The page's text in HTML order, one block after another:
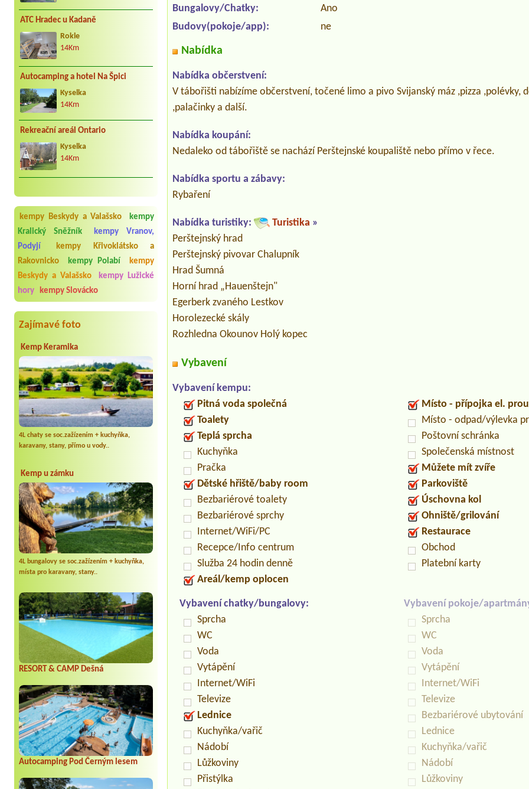
ATC Hradec u Kadaně
Rokle
14Km
Autocamping a hotel Na Špici
Kyselka
14Km
Rekreační areál Ontario
Kyselka
14Km
kempy Beskydy a Valašsko
kempy
Kralický Sněžník
kempy Vranov,
Podyjí
kempy Křivoklátsko a
Rakovnicko
kempy Polabí
kempy
Beskydy a Valašsko
kempy Lužické
hory
kempy Slovácko
Zajímavé foto
Kemp Keramika
4L chaty se soc.zažízením + kuchyňka,
karavany, stany, přímo u vody..
Kemp u zámku
4L bungalovy se soc.zažízením + kuchyňka,
místa pro karavany, stany..
RESORT & CAMP Dešná
Autocamping Pod Černým lesem
Bungalovy/Chatky:
Ano
Budovy(pokoje/app):
ne
Nabídka
Nabídka občerstvení:
V tábořišti nabízíme občerstvení, točené limo a pivo Svijanský máz ,pizza ,polévky,
,palačinky a další.
Nabídka koupání:
Nedaleko od tábořiště se nachází Perštejnské koupaliště nebo přímo v řece.
Nabídka sportu a zábavy:
Rybaření
Nabídka turistiky: Turistika »
Perštejnský hrad
Perštejnský pivovar Chalupník
Hrad Šumná
Horní hrad „Hauenštejn"
Egerberk zvaného Lestkov
Horolezecké skály
Rozhledna Okounov Holý kopec
Vybavení
Vybavení kempu:
Pitná voda společná
Toalety
Teplá sprcha
Kuchyňka
Pračka
Dětské hřiště/baby room
Bezbariérové toalety
Bezbariérové sprchy
Internet/WiFi/PC
Recepce/Info centrum
Služba 24 hodin denně
Areál/kemp oplocen
Místo - přípojka el.
Místo - odpad/výlevka
Poštovní schránka
Společenská místnost
Můžete mít zvíře
Parkoviště
Úschovna kol
Ohniště/grilování
Restaurace
Obchod
Platební karty
Vybavení chatky/bungalovy:
Sprcha
WC
Voda
Vytápění
Internet/WiFi
Televize
Lednice
Kuchyňka/vařič
Nádobí
Lůžkoviny
Přistýlka
Vybavení pokoje/
Sprcha
WC
Voda
Vytápění
Internet/WiFi
Televize
Bezbariérové ubytování
Lednice
Kuchyňka/vařič
Nádobí
Lůžkoviny